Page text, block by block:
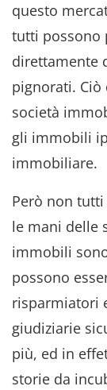
questo
tutti possono
direttamente
pignorati. Ciò
società
gli immobili
immobiliare.
Però non
le mani delle
immobili
possono
risparmiatori
giudiziarie
più, ed in
storie da